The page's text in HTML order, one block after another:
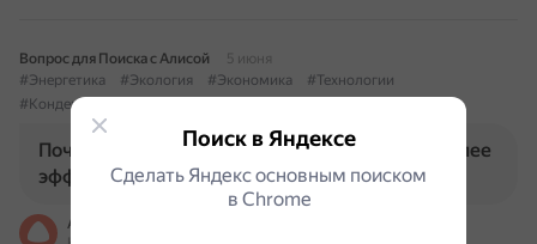
Вопрос для Поиска с Алисой
5 июня
#Энергетика
#Экология #Экономика
#Технологии
#КонденсационныеЭлектростанции
Почему конденсационные электростанции более
эффективны, чем гидроэлектростанции?
Алиса
Поиск в Яндексе
Сделать Яндекс основным поиском
в Сhrome